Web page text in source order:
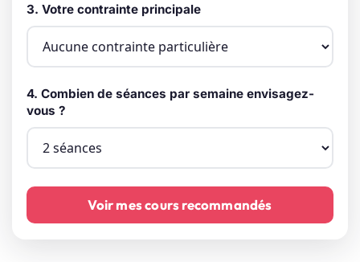
3. Votre contrainte principale
4. Combien de séances par semaine envisagez-
vous ?
Voir mes cours recommandés